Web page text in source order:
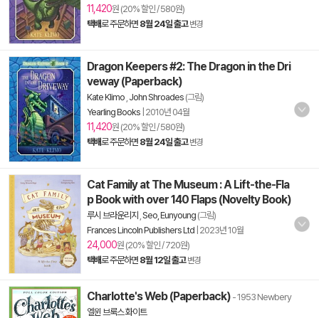
11,420원 (20% 할인 / 580원)
택배로 주문하면 8월 24일 출고 변경
Dragon Keepers #2: The Dragon in the Dri
veway (Paperback)
Kate Klimo John Shroades (그림)
Yearling Books 2010년 04월
11,420원 (20% 할인 / 580원)
택배로 주문하면 8월 24일 출고 변경
Cat Family at The Museum : A Lift-the-Fla
p Book with over 140 Flaps (Novelty Book)
루시 브라운리지 Seo, Eunyoung (그림)
Frances Lincoln Publishers Ltd 2023년 10월
24,000원 (20% 할인 / 720원)
택배로 주문하면 8월 12일 출고 변경
Charlotte's Web (Paperback) - 1953 Newbery
엘윈 브룩스 화이트